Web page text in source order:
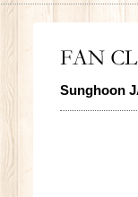
Sunghoon